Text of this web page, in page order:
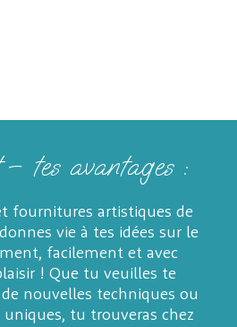
tes avantages :
fournitures artistiques de
vie à tes idées sur le
facilement et avec
! Que tu veuilles te
nouvelles techniques ou
tu trouveras chez